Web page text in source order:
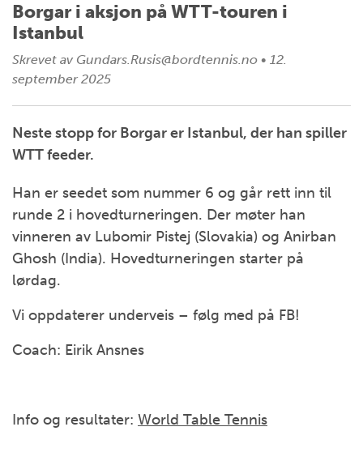
Borgar i aksjon på WTT-touren i
Istanbul
Skrevet av Gundars.Rusis@bordtennis.no • 12.
september 2025
Neste stopp for Borgar er Istanbul, der han spiller
WTT feeder.
Han er seedet som nummer 6 og går rett inn til
runde 2 i hovedturneringen. Der møter han
vinneren av Lubomir Pistej (Slovakia) og Anirban
Ghosh (India). Hovedturneringen starter på
lørdag.
Vi oppdaterer underveis – følg med på FB!
Coach: Eirik Ansnes
Info og resultater: World Table Tennis